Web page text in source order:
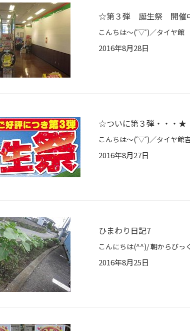
☆第３弾 誕生祭 開催
2016年8月28日
☆ついに第３弾・・・★
2016年8月27日
ひまわり日記7
2016年8月25日